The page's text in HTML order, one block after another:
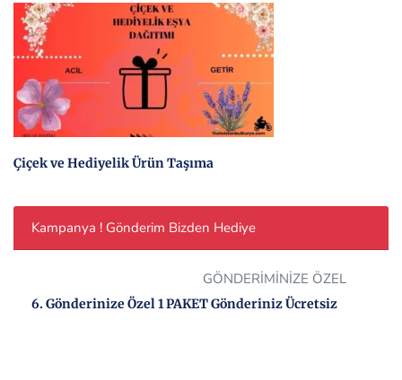
Çiçek ve Hediyelik Ürün Taşıma
Kampanya ! Gönderim Bizden Hediye
GÖNDERİMİNİZE ÖZEL
6. Gönderinize Özel 1 PAKET Gönderiniz Ücretsiz